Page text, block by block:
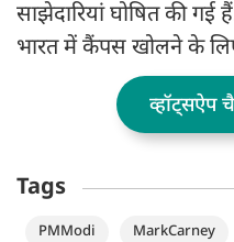
साझेदारियां घोषित की गई
भारत में कैंपस खोलने के
व्हॉट्सऐप
Tags
PMModi MarkCarney